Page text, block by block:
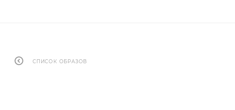
СПИСОК ОБРАЗОВ